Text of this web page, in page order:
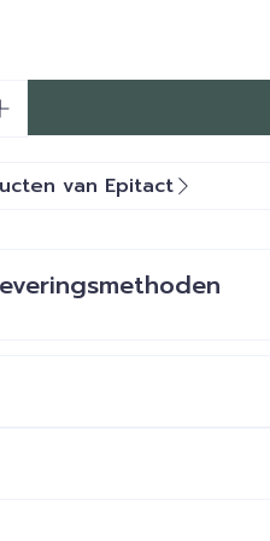
van Epitact